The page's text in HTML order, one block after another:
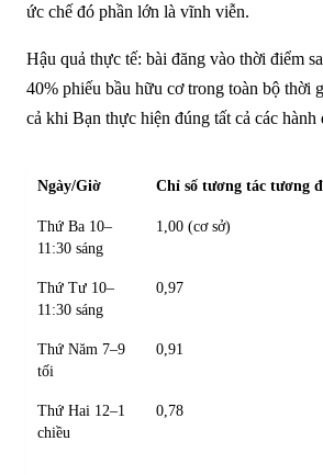
ức chế đó phần lớn là vĩnh viễn.
Hậu quả thực tế: bài đăng vào thời điểm
40% phiếu bầu hữu cơ trong toàn bộ thời
cả khi Bạn thực hiện đúng tất cả các hành
Ngày/Giờ Chỉ số tương tác tương
Thứ Ba 10–
11:30 sáng
1,00 (cơ sở)
Thứ Tư 10–
11:30 sáng
0,97
Thứ Năm 7–9
tối
0,91
Thứ Hai 12–1
chiều
0,78